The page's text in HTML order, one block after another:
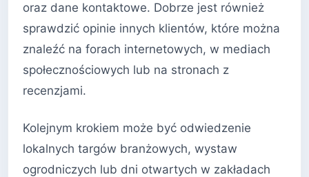
oraz dane kontaktowe. Dobrze jest również
sprawdzić opinie innych klientów, które można
znaleźć na forach internetowych, w mediach
społecznościowych lub na stronach z
recenzjami.
Kolejnym krokiem może być odwiedzenie
lokalnych targów branżowych, wystaw
ogrodniczych lub dni otwartych w zakładach